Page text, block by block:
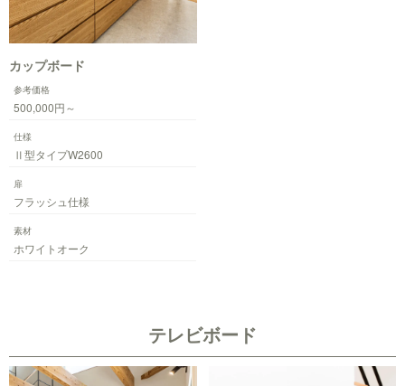
カップボード
参考価格
500,000円～
仕様
Ⅱ型タイプW2600
扉
フラッシュ仕様
素材
ホワイトオーク
テレビボード